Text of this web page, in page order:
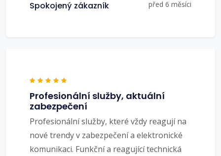
Spokojený zákazník před 6 měsíci
Profesionální služby, aktuální
zabezpečení
Profesionální služby, které vždy reagují na
nové trendy v zabezpečení a elektronické
komunikaci. Funkční a reagující technická